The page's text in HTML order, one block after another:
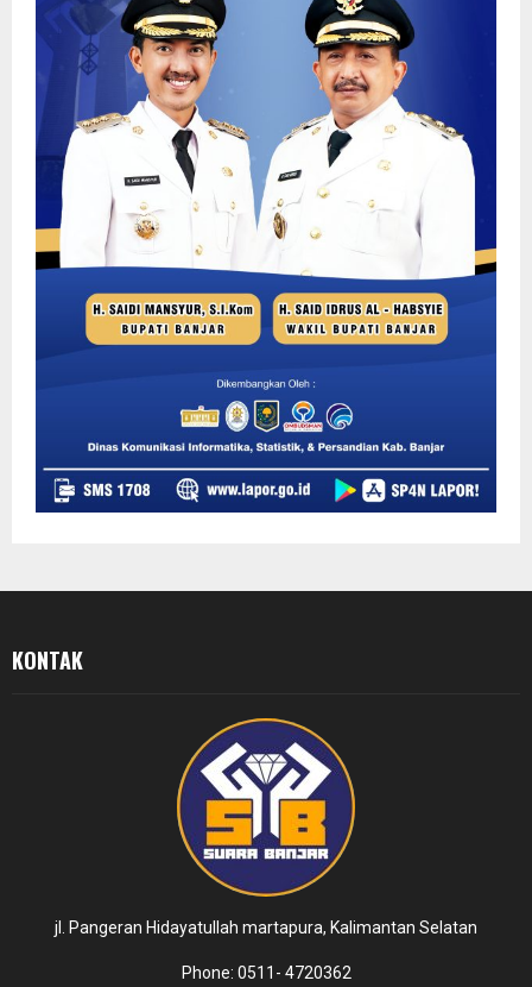
KONTAK
jl. Pangeran Hidayatullah martapura, Kalimantan Selatan
Phone: 0511- 4720362